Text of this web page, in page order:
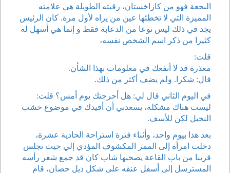
البجعة فهو من كازاخستان، رقبته الطويلة هي علامته
المميزة التي لا تخطئها عين من يراه لأول مرة. كان الرئيس
يجد في ذلك ليس نوعا من الدعابة فقط و إنما هي أسهل له
كثيرا من ذكر اسم الشخص نفسه،
قلت:
معذرة قد لا أنفعك في معلومات بهذا الشأن.
قال: شكرا. ولم يضف أكثر من ذلك.
في اليوم الثاني قال لي: هل أحرجتك يوم أمس؟ قلت:
ليست هناك مشكلة، يسعدني أن أفيدك في موضوع خشب
النخيل لكن للأسف.
بعد هذا بيوم واحد، وأثناء فترة استراحة الحادية عشرة،
دخلت امرأة إلى الممر المكشوف المؤدي إلي حيث نجلس
قريبا من باب القاعة يصحبها شاب كان قد جمع شعر رأسه
المسترسل إلى أسفل عنقه على شكل ذيل حصان، قام